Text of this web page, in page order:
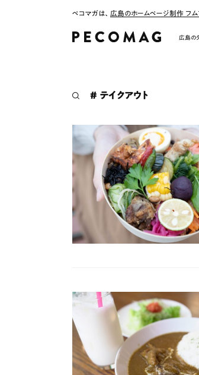
ペコマガは、 広島のホームページ制作 フム
広島の
# テイクアウト